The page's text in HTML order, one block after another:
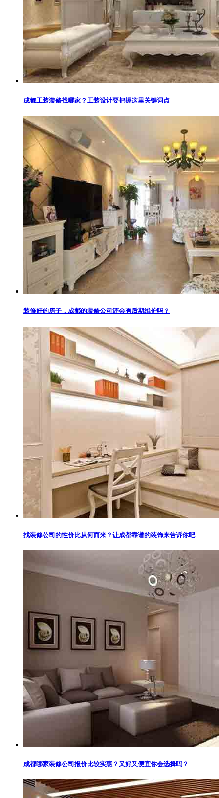
成都工装装修找哪家？工装设计要把握这里关键词点
装修好的房子，成都的装修公司还会有后期维护吗？
找装修公司的性价比从何而来？让成都靠谱的装饰来告诉你吧
成都哪家装修公司报价比较实惠？又好又便宜你会选择吗？